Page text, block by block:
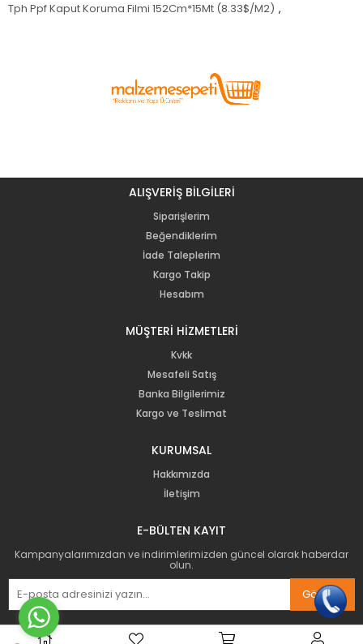
Tph Ppf Kaput Koruma Filmi 152Cm*15Mt (8.33$/M2) ,
ALIŞVERİŞ BİLGİLERİ
Siparişlerim
Beğendiklerim
İade Taleplerim
Kargo Takip
Hesabım
MÜŞTERİ HİZMETLERİ
Kvkk
Mesafeli Satış
Banka Bilgilerimiz
Kargo ve Teslimat
KURUMSAL
Hakkımızda
İletişim
E-BÜLTEN KAYIT
Kampanyalarımızdan ve indirimlerimizden güncel olarak haberdar
olun.
Gönder